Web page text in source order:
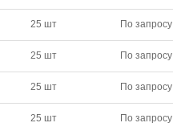
25 шт По запросу
25 шт По запросу
25 шт По запросу
25 шт По запросу